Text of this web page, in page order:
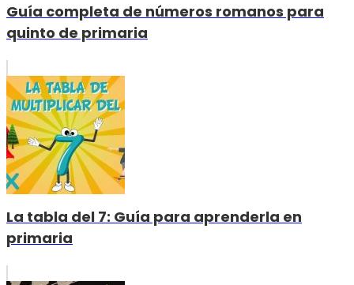
Guía completa de números romanos para
quinto de primaria
La tabla del 7: Guía para aprenderla en
primaria